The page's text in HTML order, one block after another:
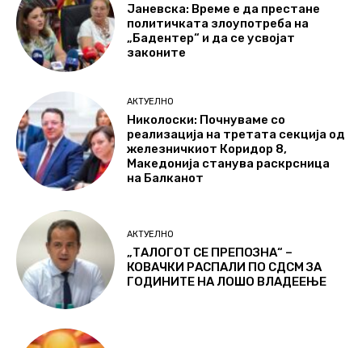
Јаневска: Време е да престане
политичката злоупотреба на
„Бадентер“ и да се усвојат
законите
АКТУЕЛНО
Николоски: Почнуваме со
реализација на третата секција од
железничкиот Коридор 8,
Македонија станува раскрсница
на Балканот
АКТУЕЛНО
„ТАЛОГОТ СЕ ПРЕПОЗНА“ –
КОВАЧКИ РАСПАЛИ ПО СДСМ ЗА
ГОДИНИТЕ НА ЛОШО ВЛАДЕЕЊЕ